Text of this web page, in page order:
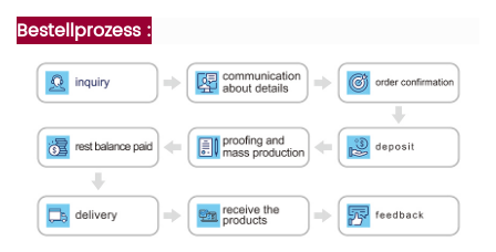
Bestellprozess :